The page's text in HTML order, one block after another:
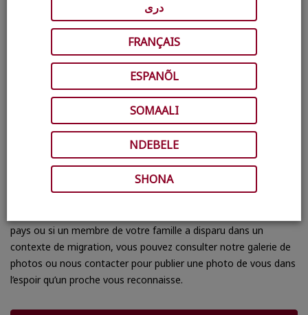
دری
FRANÇAIS
ESPANÕL
SOMAALI
NDEBELE
SHONA
Trace the Face est une galerie virtuelle de
photos de personnes à la recherche de
membres de leur famille.
pays ou si un membre de votre famille a disparu dans un
contexte de migration, vous pouvez consulter notre galerie de
photos ou nous contacter pour publier une photo de vous dans
l’espoir qu’un proche vous reconnaisse.